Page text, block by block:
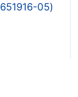
05)